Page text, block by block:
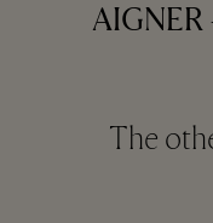
The